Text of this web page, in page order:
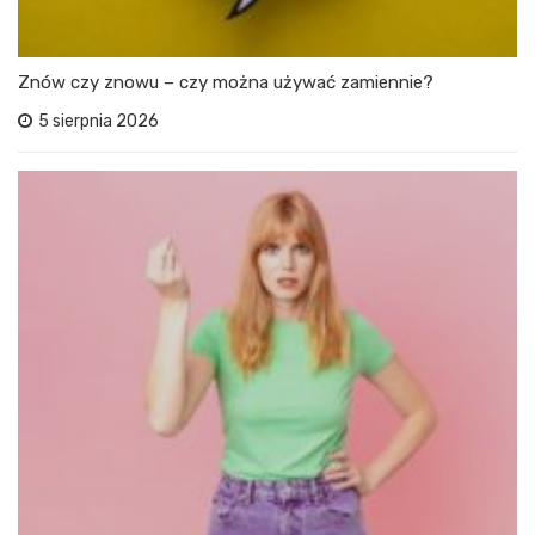
Znów czy znowu – czy można używać zamiennie?
5 sierpnia 2026